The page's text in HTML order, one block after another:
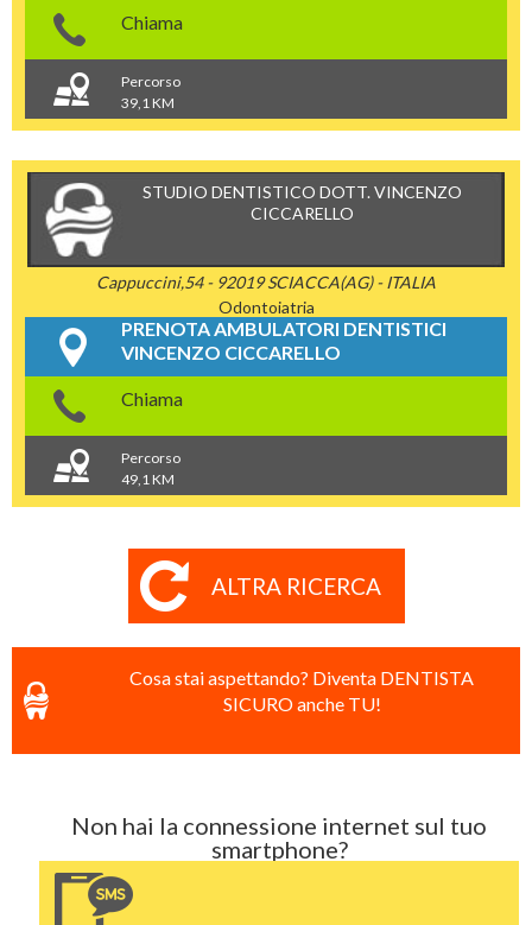
Chiama
Percorso
39,1 KM
STUDIO DENTISTICO DOTT. VINCENZO
CICCARELLO
Cappuccini,54 - 92019 SCIACCA(AG) - ITALIA
Odontoiatria
PRENOTA AMBULATORI DENTISTICI
VINCENZO CICCARELLO
Chiama
Percorso
49,1 KM
ALTRA RICERCA
Cosa stai aspettando? Diventa DENTISTA
SICURO anche TU!
Non hai la connessione internet sul tuo
smartphone?